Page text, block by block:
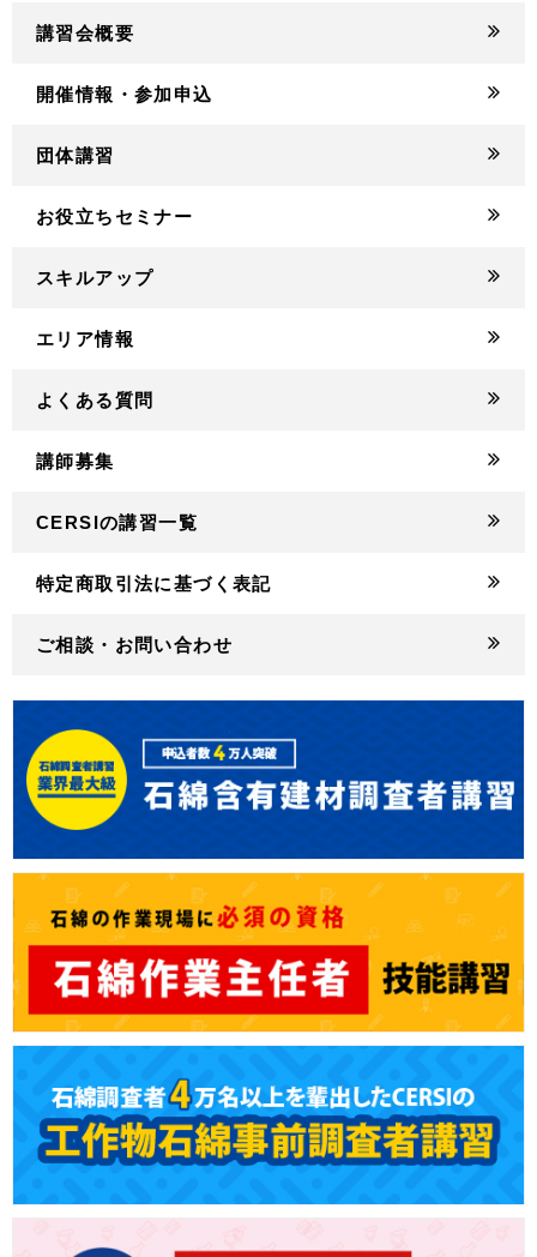
講習会概要
開催情報・参加申込
団体講習
お役立ちセミナー
スキルアップ
エリア情報
よくある質問
講師募集
CERSIの講習一覧
特定商取引法に基づく表記
ご相談・お問い合わせ